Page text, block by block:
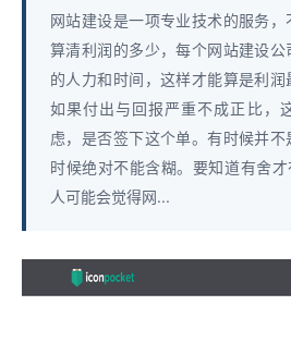
网站建设是一项专业技术的服务
算清利润的多少，每个网站建设
的人力和时间，这样才能算是利润
如果付出与回报严重不成正比，
虑，是否签下这个单。有时候并
时候绝对不能含糊。要知道有舍
人可能会觉得网...